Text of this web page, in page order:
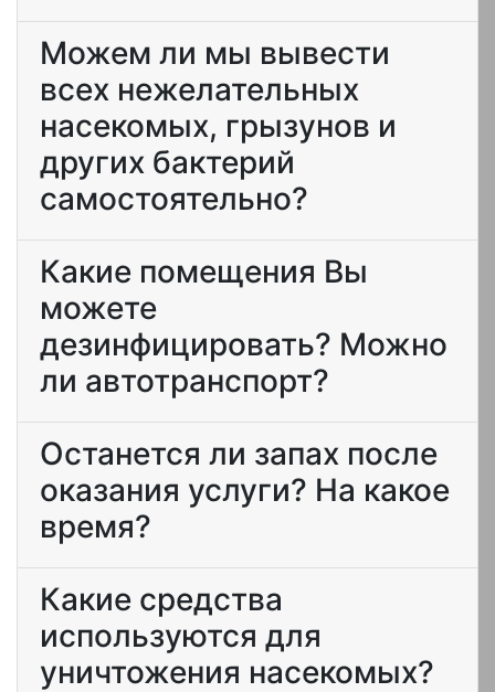
Можем ли мы вывести
всех нежелательных
насекомых, грызунов и
других бактерий
самостоятельно?
Какие помещения Вы
можете
дезинфицировать? Можно
ли автотранспорт?
Останется ли запах после
оказания услуги? На какое
время?
Какие средства
используются для
уничтожения насекомых?